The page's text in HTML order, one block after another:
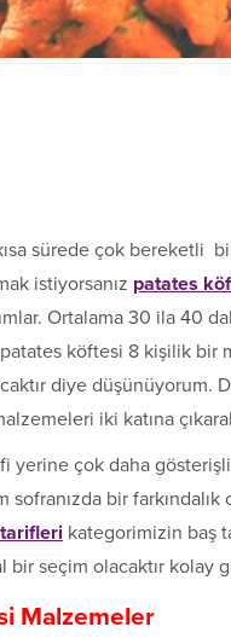
sürede çok bereketli
istiyorsanız patates
Ortalama 30 ila 40
köftesi 8 kişilik bir
diye düşünüyorum.
iki katına
yerine çok daha
sofranızda bir farkındalık
kategorimizin baş
bir seçim olacaktır kolay
Malzemeler